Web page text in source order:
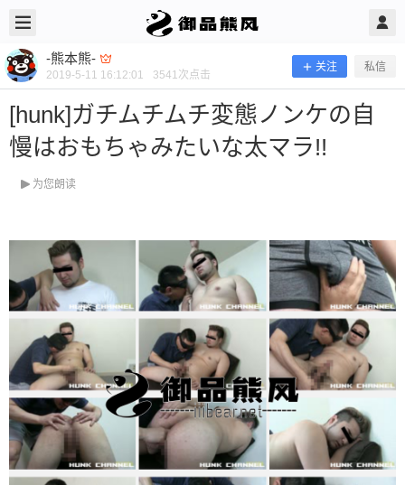
-熊本熊-
2019-5-11 16:12:01 3541次点击
关注 私信
[hunk]ガチムチムチ変態ノンケの自
慢はおもちゃみたいな太マラ!!
为您朗读
-熊本熊- @ 御品熊风 2019/5/11
[hunk]ガチムチムチ変態ノンケの自慢
はおもちゃみたいな太マラ!!
当前隐藏内容需要支付100熊币 已有24人支付 登录
立刻注册 0 收藏